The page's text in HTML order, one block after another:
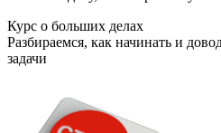
Курс о больших делах
Разбираемся, как начинать и
задачи